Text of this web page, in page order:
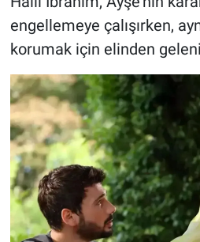
engellemeye çalışırken,
korumak için elinden geleni